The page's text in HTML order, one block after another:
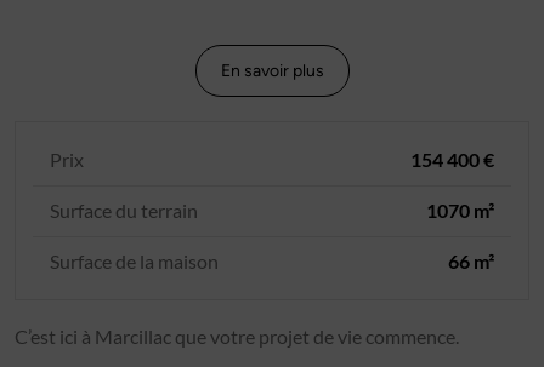
En savoir plus
Prix 154 400 €
Surface du terrain 1070 m²
Surface de la maison 66 m²
C’est ici à Marcillac que votre projet de vie commence.